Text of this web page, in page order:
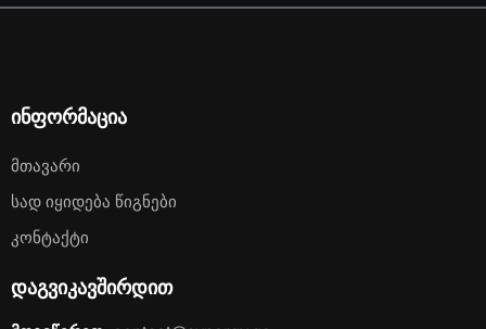
ინფორმაცია
Მთავარი
Სად Იყიდება Წიგნები
Კონტაქტი
დაგვიკავშირდით